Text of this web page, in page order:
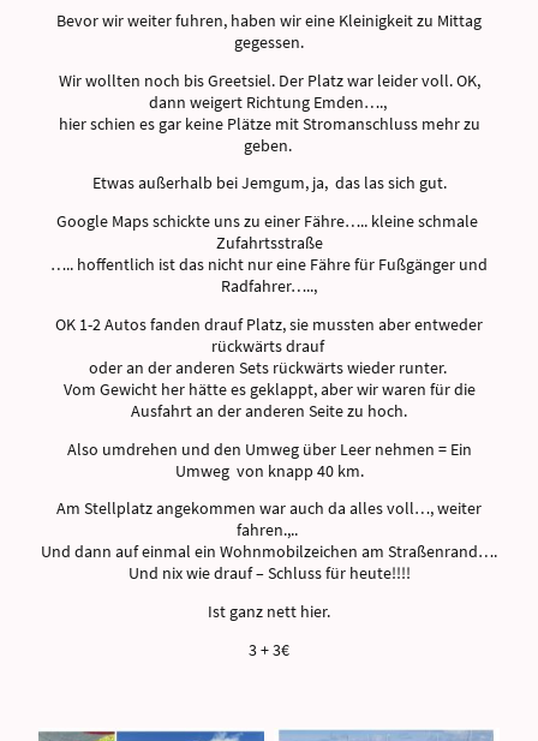
Bevor wir weiter fuhren, haben wir eine Kleinigkeit zu Mittag
gegessen.
Wir wollten noch bis Greetsiel. Der Platz war leider voll. OK,
dann weigert Richtung Emden….,
hier schien es gar keine Plätze mit Stromanschluss mehr zu
geben.
Etwas außerhalb bei Jemgum, ja, das las sich gut.
Google Maps schickte uns zu einer Fähre….. kleine schmale
Zufahrtsstraße
….. hoffentlich ist das nicht nur eine Fähre für Fußgänger und
Radfahrer…..,
OK 1-2 Autos fanden drauf Platz, sie mussten aber entweder
rückwärts drauf
oder an der anderen Sets rückwärts wieder runter.
Vom Gewicht her hätte es geklappt, aber wir waren für die
Ausfahrt an der anderen Seite zu hoch.
Also umdrehen und den Umweg über Leer nehmen = Ein
Umweg von knapp 40 km.
Am Stellplatz angekommen war auch da alles voll…, weiter
fahren.,..
Und dann auf einmal ein Wohnmobilzeichen am Straßenrand….
Und nix wie drauf – Schluss für heute!!!!
Ist ganz nett hier.
3 + 3€